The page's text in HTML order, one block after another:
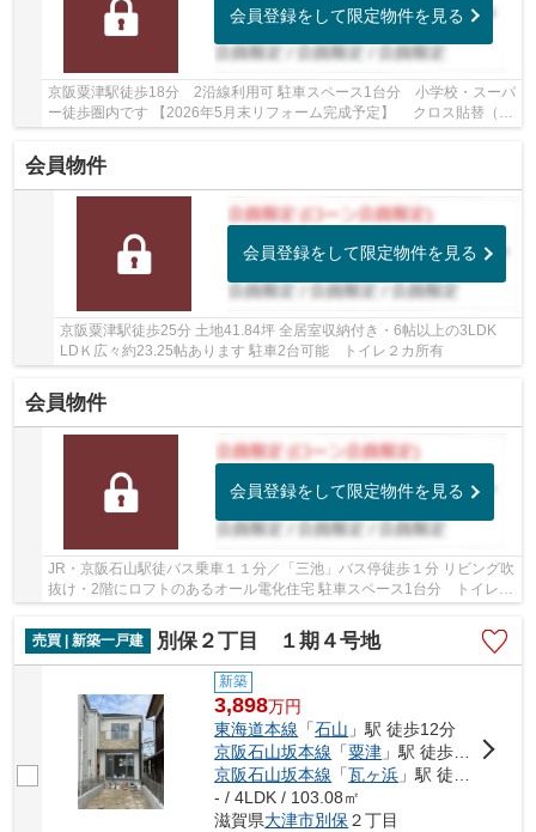
会員登録をして限定物件を見る
京阪粟津駅徒歩18分 2沿線利用可 駐車スペース1台分 小学校・スーパ
ー徒歩圏内です 【2026年5月末リフォーム完成予定】 クロス貼替（1
階壁・天井、LDK・洗面・トイレ・廊下、2階洋...
会員物件
会員登録をして限定物件を見る
京阪粟津駅徒歩25分 土地41.84坪 全居室収納付き・6帖以上の3LDK
LDＫ広々約23.25帖あります 駐車2台可能 トイレ２カ所有
会員物件
会員登録をして限定物件を見る
JR・京阪石山駅徒バス乗車１１分／「三池」バス停徒歩１分 リビング吹
抜け・2階にロフトのあるオール電化住宅 駐車スペース1台分 トイレ2
売買 | 新築一戸建
別保２丁目 １期４号地
新築
3,898万円
東海道本線 「石山 」駅 徒歩12分
京阪石山坂本線 「粟津 」駅 徒歩5分
京阪石山坂本線 「瓦ヶ浜 」駅 徒歩10分
- / 4LDK / 103.08㎡
滋賀県大津市別保２丁目